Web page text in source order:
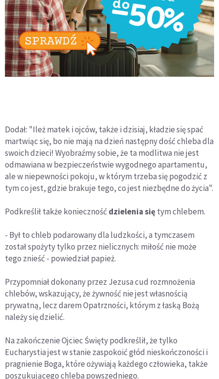
Dodał: "Ileż matek i ojców, także i dzisiaj, kładzie się spać
martwiąc się, bo nie mają na dzień następny dość chleba dla
swoich dzieci! Wyobraźmy sobie, że ta modlitwa nie jest
odmawiana w bezpieczeństwie wygodnego apartamentu,
ale w niepewności pokoju, w którym trzeba się pogodzić z
tym co jest, gdzie brakuje tego, co jest niezbędne do życia".
Podkreślił także konieczność dzielenia siętym chlebem.
- Był to chleb podarowany dla ludzkości, a tymczasem
został spożyty tylko przez nielicznych: miłość nie może
tego znieść - powiedział papież.
Przypomniał dokonany przez Jezusa cud rozmnożenia
chlebów, wskazujący, że żywność nie jest własnością
prywatną, lecz darem Opatrzności, którym z łaską Bożą
należy się dzielić.
Na zakończenie Ojciec Święty podkreślił, że tylko
Eucharystia jest w stanie zaspokoić głód nieskończoności i
pragnienie Boga, które ożywiają każdego człowieka, także
poszukującego chleba powszedniego.